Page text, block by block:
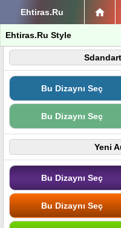
Ehtiras.Ru
Ehtiras.Ru Style
Bu Dizaynı Seç
Bu Dizaynı Seç
Yeni
Bu Dizaynı Seç
Bu Dizaynı Seç